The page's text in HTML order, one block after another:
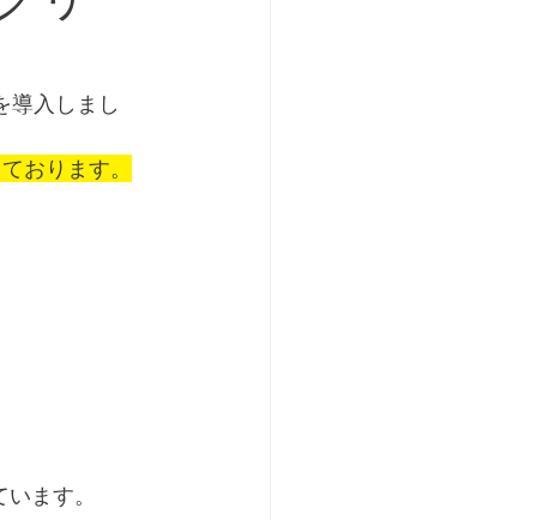
導入しまし
おります。
ます。